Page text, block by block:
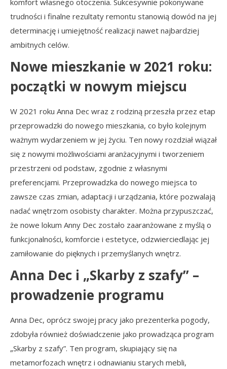
komfort własnego otoczenia. Sukcesywnie pokonywane
trudności i finalne rezultaty remontu stanowią dowód na jej
determinację i umiejętność realizacji nawet najbardziej
ambitnych celów.
Nowe mieszkanie w 2021 roku:
początki w nowym miejscu
W 2021 roku Anna Dec wraz z rodziną przeszła przez etap
przeprowadzki do nowego mieszkania, co było kolejnym
ważnym wydarzeniem w jej życiu. Ten nowy rozdział wiązał
się z nowymi możliwościami aranżacyjnymi i tworzeniem
przestrzeni od podstaw, zgodnie z własnymi
preferencjami. Przeprowadzka do nowego miejsca to
zawsze czas zmian, adaptacji i urządzania, które pozwalają
nadać wnętrzom osobisty charakter. Można przypuszczać,
że nowe lokum Anny Dec zostało zaaranżowane z myślą o
funkcjonalności, komforcie i estetyce, odzwierciedlając jej
zamiłowanie do pięknych i przemyślanych wnętrz.
Anna Dec i „Skarby z szafy” –
prowadzenie programu
Anna Dec, oprócz swojej pracy jako prezenterka pogody,
zdobyła również doświadczenie jako prowadząca program
„Skarby z szafy”. Ten program, skupiający się na
metamorfozach wnętrz i odnawianiu starych mebli,